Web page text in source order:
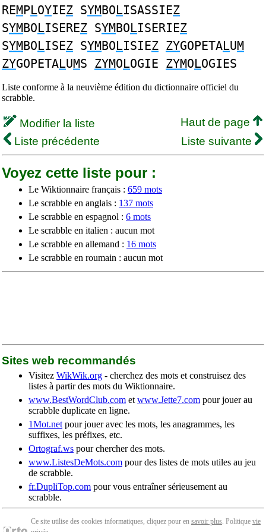
REMPLOYIEZ SYMBOLISASSIEZ
SYMBOLISEREZ SYMBOLISERIEZ
SYMBOLISEZ SYMBOLISIEZ ZYGOPETALUM
ZYGOPETALUMS ZYMOLOGIE ZYMOLOGIES
Liste conforme à la neuvième édition du dictionnaire officiel du
scrabble.
Modifier la liste
Haut de page
Liste précédente
Liste suivante
Voyez cette liste pour :
Le Wiktionnaire français : 659 mots
Le scrabble en anglais : 137 mots
Le scrabble en espagnol : 6 mots
Le scrabble en italien : aucun mot
Le scrabble en allemand : 16 mots
Le scrabble en roumain : aucun mot
Sites web recommandés
Visitez WikWik.org - cherchez des mots et construisez des
listes à partir des mots du Wiktionnaire.
www.BestWordClub.com et www.Jette7.com pour jouer au
scrabble duplicate en ligne.
1Mot.net pour jouer avec les mots, les anagrammes, les
suffixes, les préfixes, etc.
Ortograf.ws pour chercher des mots.
www.ListesDeMots.com pour des listes de mots utiles au jeu
de scrabble.
fr.DupliTop.com pour vous entraîner sérieusement au
scrabble.
Ce site utilise des cookies informatiques, cliquez pour en savoir plus. Politique vie